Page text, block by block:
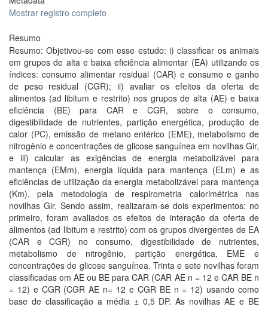
Mostrar registro completo
Resumo
Resumo: Objetivou-se com esse estudo: i) classificar os animais
em grupos de alta e baixa eficiência alimentar (EA) utilizando os
índices: consumo alimentar residual (CAR) e consumo e ganho
de peso residual (CGR); ii) avaliar os efeitos da oferta de
alimentos (ad libitum e restrito) nos grupos de alta (AE) e baixa
eficiência (BE) para CAR e CGR, sobre o consumo,
digestibilidade de nutrientes, partição energética, produção de
calor (PC), emissão de metano entérico (EME), metabolismo de
nitrogênio e concentrações de glicose sanguínea em novilhas Gir,
e iii) calcular as exigências de energia metabolizável para
mantença (EMm), energia líquida para mantença (ELm) e as
eficiências de utilização da energia metabolizável para mantença
(Km), pela metodologia de respirometria calorimétrica nas
novilhas Gir. Sendo assim, realizaram-se dois experimentos: no
primeiro, foram avaliados os efeitos de interação da oferta de
alimentos (ad libitum e restrito) com os grupos divergentes de EA
(CAR e CGR) no consumo, digestibilidade de nutrientes,
metabolismo de nitrogênio, partição energética, EME e
concentrações de glicose sanguínea. Trinta e sete novilhas foram
classificadas em AE ou BE para CAR (CAR AE n = 12 e CAR BE n
= 12) e CGR (CGR AE n= 12 e CGR BE n = 12) usando como
base de classificação a média ± 0,5 DP. As novilhas AE e BE